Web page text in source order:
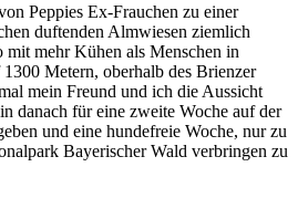
Peppies Ex-Frauchen zu einer
duftenden Almwiesen ziemlich
mit mehr Kühen als Menschen in
Metern, oberhalb des Brienzer
mein Freund und ich die Aussicht
danach für eine zweite Woche auf der
und eine hundefreie Woche, nur zu
Bayerischer Wald verbringen zu